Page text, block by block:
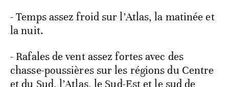
- Temps assez froid sur l’Atlas, la matinée et
la nuit.
- Rafales de vent assez fortes avec des
chasse-poussières sur les régions du Centre
et du Sud, l’Atlas, le Sud-Est et le sud de